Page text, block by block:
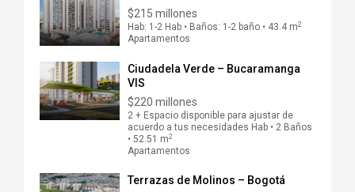
$215 millones
Hab: 1-2 Hab • Baños: 1-2 baño • 43.4 m2
Apartamentos
Ciudadela Verde – Bucaramanga
VIS
$220 millones
2 + Espacio disponible para ajustar de
acuerdo a tus necesidades Hab • 2 Baños
• 52.51 m2
Apartamentos
Terrazas de Molinos – Bogotá